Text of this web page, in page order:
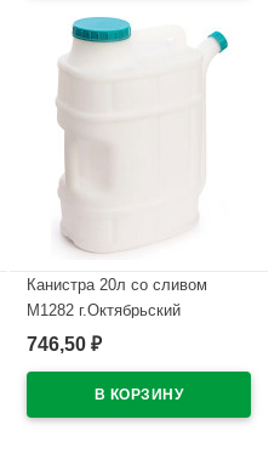
Канистра 20л со сливом
М1282 г.Октябрьский
В наличии
746,50 ₽